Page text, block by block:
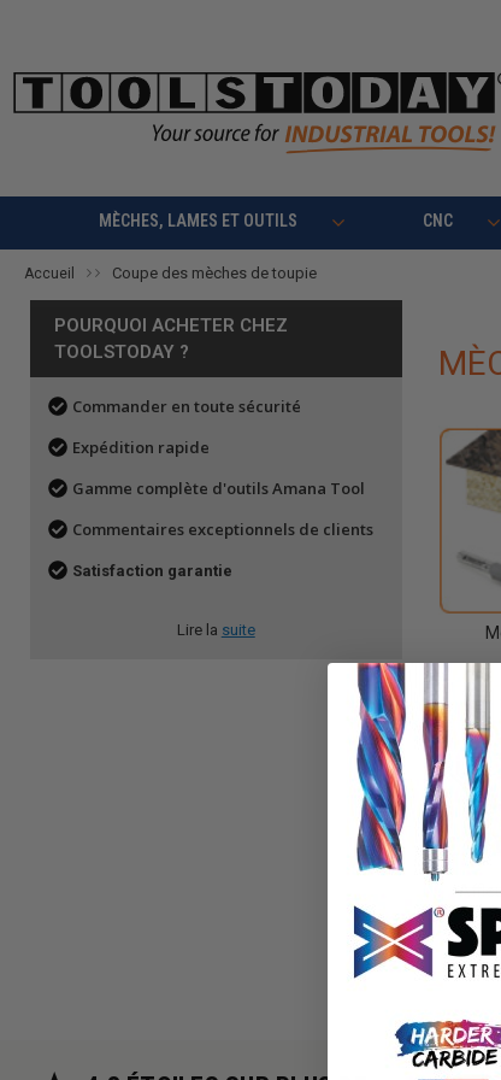
MÈCHES, LAMES ET OUTILS CNC
Accueil Coupe des mèches de toupie
POURQUOI ACHETER CHEZ
TOOLSTODAY ?
Commander en toute sécurité
Expédition rapide
Gamme complète d'outils Amana Tool
Commentaires exceptionnels de clients
Satisfaction garantie
Lire la suite